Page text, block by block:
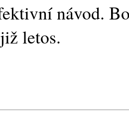
návod.
letos.